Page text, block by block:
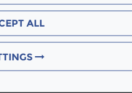
ALL